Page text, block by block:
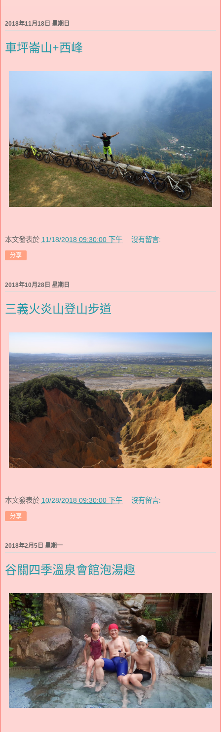
2018年11月18日 星期日
車坪崙山+西峰
本文發表於 11/18/2018 09:30:00 下午 沒有留言:
分享
2018年10月28日 星期日
三義火炎山登山步道
本文發表於 10/28/2018 09:30:00 下午 沒有留言:
分享
2018年2月5日 星期一
谷關四季溫泉會館泡湯趣